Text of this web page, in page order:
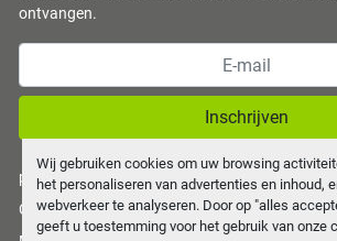
Wij gebruiken cookies om uw browsing
het personaliseren van advertenties en inhoud,
webverkeer te analyseren. Door op "alles
geeft u toestemming voor het gebruik van onze
ontvangen.
Inschrijven
privacy policy
Cookies beheren